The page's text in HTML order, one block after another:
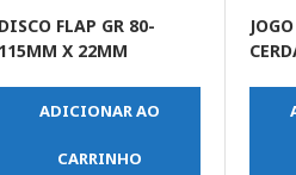
DISCO FLAP GR 80-
115MM X 22MM
ADICIONAR AO
CARRINHO